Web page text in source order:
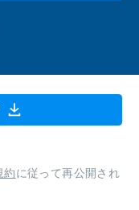
約に従って再公開され